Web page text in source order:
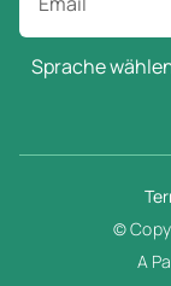
Sprache
©
A